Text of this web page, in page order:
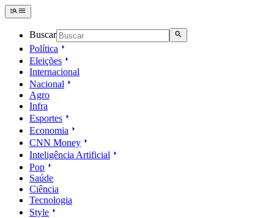
Buscar
Política
Eleições
Internacional
Nacional
Agro
Infra
Esportes
Economia
CNN Money
Inteligência Artificial
Pop
Saúde
Ciência
Tecnologia
Style